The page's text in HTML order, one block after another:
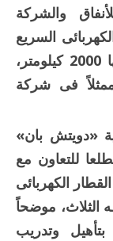
والشركة
السريع
فى مصر بخطوطه الثلاث والبالغ طولها 2000 كيلومتر،
فى شركة
«دويتش بان»
للتعاون مع
الكهربائى
موضحاً
وتدريب